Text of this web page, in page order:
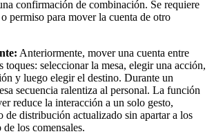
Restaurantes
línea
confirmación de combinación. Se requiere
permiso para mover la cuenta de otro
Anteriormente, mover una cuenta entre
toques: seleccionar la mesa, elegir una acción,
y luego elegir el destino. Durante un
secuencia ralentiza al personal. La función
reduce la interacción a un solo gesto,
de distribución actualizado sin apartar a los
los comensales.